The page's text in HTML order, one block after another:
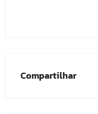
Compartilhar